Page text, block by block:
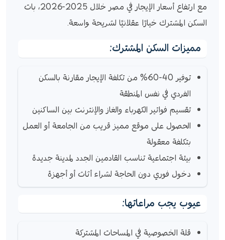
مع ارتفاع أسعار الإيجار في مصر خلال 2025-2026، بات
السكن المشترك خيارًا عقلانيًا لشريحة واسعة.
مميزات السكن المشترك:
توفير 40-60% من تكلفة الإيجار مقارنة بالسكن
الفردي في نفس المنطقة
تقسيم فواتير الكهرباء والغاز والإنترنت بين الساكنين
الحصول على موقع مميز قريب من الجامعة أو العمل
بتكلفة معقولة
بيئة اجتماعية تناسب القادمين الجدد لمدينة جديدة
دخول فوري دون الحاجة لشراء أثاث أو أجهزة
عيوب يجب مراعاتها:
قلة الخصوصية في المساحات المشتركة